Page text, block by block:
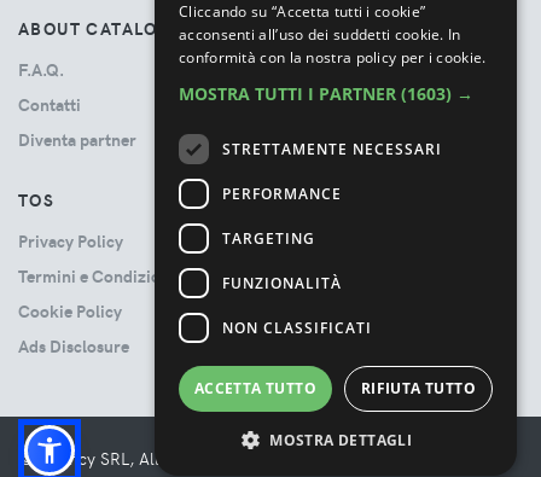
ABOUT CATALOVE
F.A.Q.
Contatti
Diventa partner
TOS
Privacy Policy
Termini e Condizioni
Cookie Policy
Ads Disclosure
© Booncy SRL, All rights reserved. - VAT 06534300485
Cliccando su “Accetta tutti i cookie”
acconsenti all’uso dei suddetti cookie. In
conformità con la nostra policy per i cookie.
MOSTRA TUTTI I PARTNER (1603) →
STRETTAMENTE NECESSARI
PERFORMANCE
TARGETING
FUNZIONALITÀ
NON CLASSIFICATI
ACCETTA TUTTO RIFIUTA TUTTO
MOSTRA DETTAGLI